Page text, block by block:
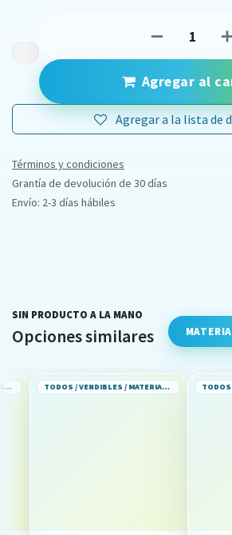
Agregar al
Agregar a la lista de
Términos y condiciones
Grantía de devolución de 30 días
Envío: 2-3 días hábiles
SIN PRODUCTO A LA MANO
Opciones similares
TODOS / VENDIBLES / MATERIAL DE CURACION